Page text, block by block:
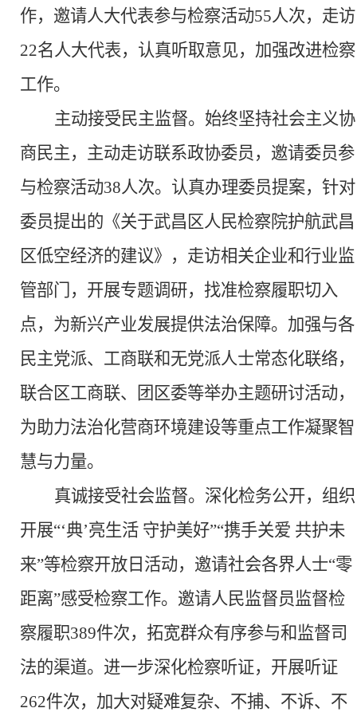
作，邀请人大代表参与检察活动55人次，走访
22名人大代表，认真听取意见，加强改进检察
工作。
主动接受民主监督。 始终坚持社会主义协
商民主，主动走访联系政协委员，邀请委员参
与检察活动38人次。认真办理委员提案，针对
委员提出的《关于武昌区人民检察院护航武昌
区低空经济的建议》，走访相关企业和行业监
管部门，开展专题调研，找准检察履职切入
点，为新兴产业发展提供法治保障。加强与各
民主党派、工商联和无党派人士常态化联络，
联合区工商联、团区委等举办主题研讨活动，
为助力法治化营商环境建设等重点工作凝聚智
慧与力量。
真诚接受社会监督。 深化检务公开，组织
开展“‘典’亮生活 守护美好”“携手关爱 共护未
来”等检察开放日活动，邀请社会各界人士“零
距离”感受检察工作。邀请人民监督员监督检
察履职389件次，拓宽群众有序参与和监督司
法的渠道。进一步深化检察听证，开展听证
262件次，加大对疑难复杂、不捕、不诉、不